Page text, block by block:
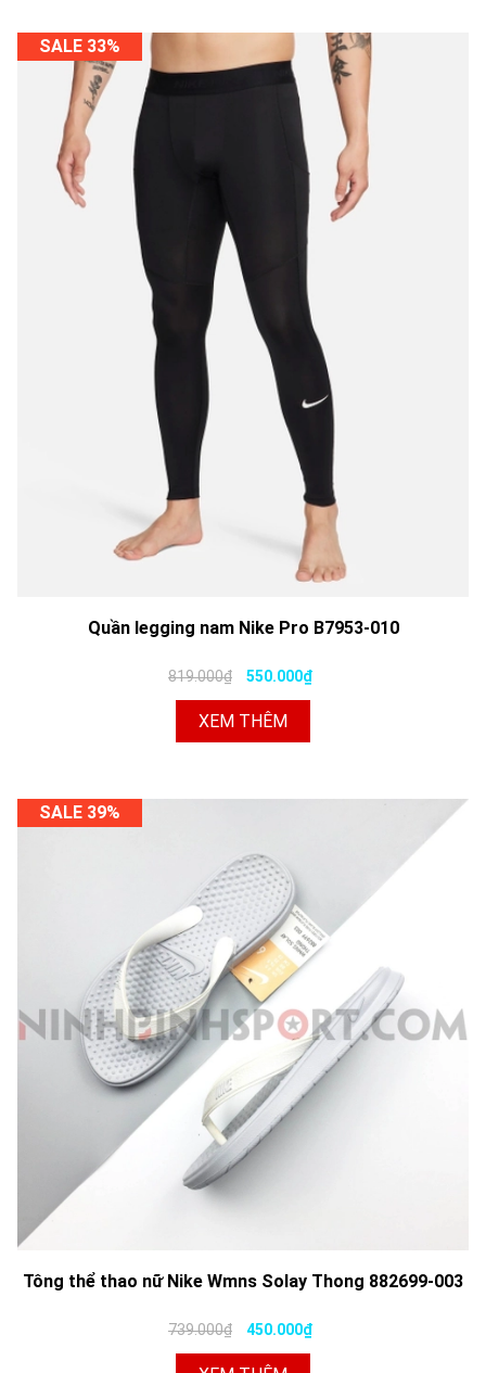
SALE 33%
Quần legging nam Nike Pro B7953-010
819.000₫ 550.000₫
XEM THÊM
SALE 39%
Tông thể thao nữ Nike Wmns Solay Thong 882699-003
739.000₫ 450.000₫